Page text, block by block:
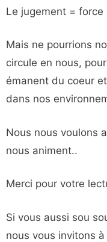
Le jugement = force
Mais ne pourrions
circule en nous,
émanent du coeur
dans nos
Nous nous voulons
nous animent..
Merci pour votre
Si vous aussi sou
nous vous invitons